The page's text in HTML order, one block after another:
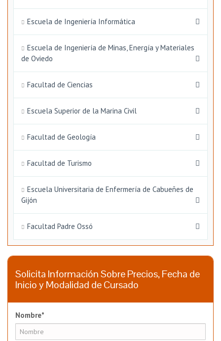
Escuela de Ingeniería Informática
Escuela de Ingeniería de Minas, Energía y Materiales
de Oviedo
Facultad de Ciencias
Escuela Superior de la Marina Civil
Facultad de Geología
Facultad de Turismo
Escuela Universitaria de Enfermería de Cabueñes de
Gijón
Facultad Padre Ossó
Solicita Información Sobre Precios, Fecha de
Inicio y Modalidad de Cursado
Nombre*